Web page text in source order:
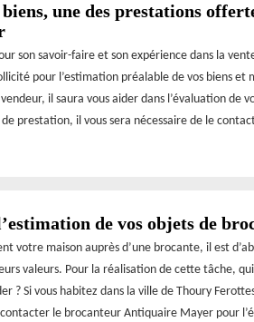
une des prestations
son savoir-faire et son expérience dans la
pour l’estimation préalable de vos biens et
il saura vous aider dans l’évaluation de
prestation, il vous sera nécessaire de le
de vos objets de
votre maison auprès d’une brocante, il est
valeurs. Pour la réalisation de cette tâche,
? Si vous habitez dans la ville de Thoury
le brocanteur Antiquaire Mayer pour